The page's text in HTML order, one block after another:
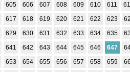
605 606 607 608 609 610 611
617 618 619 620 621 622 623
629 630 631 632 633 634 635
641 642 643 644 645 646 647
653 654 655 656 657 658 659